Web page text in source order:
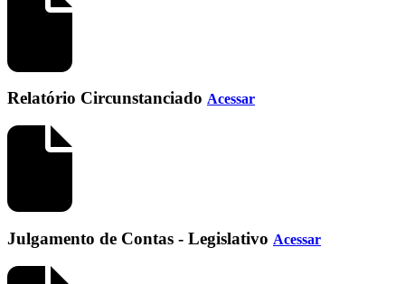
Relatório Circunstanciado Acessar
Julgamento de Contas - Legislativo Acessar